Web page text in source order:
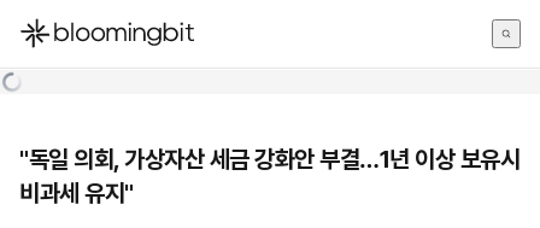
한국어
"독일 의회, 가상자산 세금 강화안 부결…1년 이상 보유시
비과세 유지"